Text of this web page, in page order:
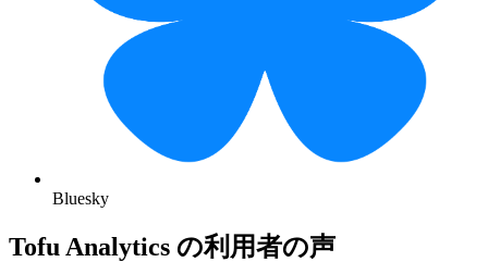
Bluesky
Tofu Analytics の利用者の声